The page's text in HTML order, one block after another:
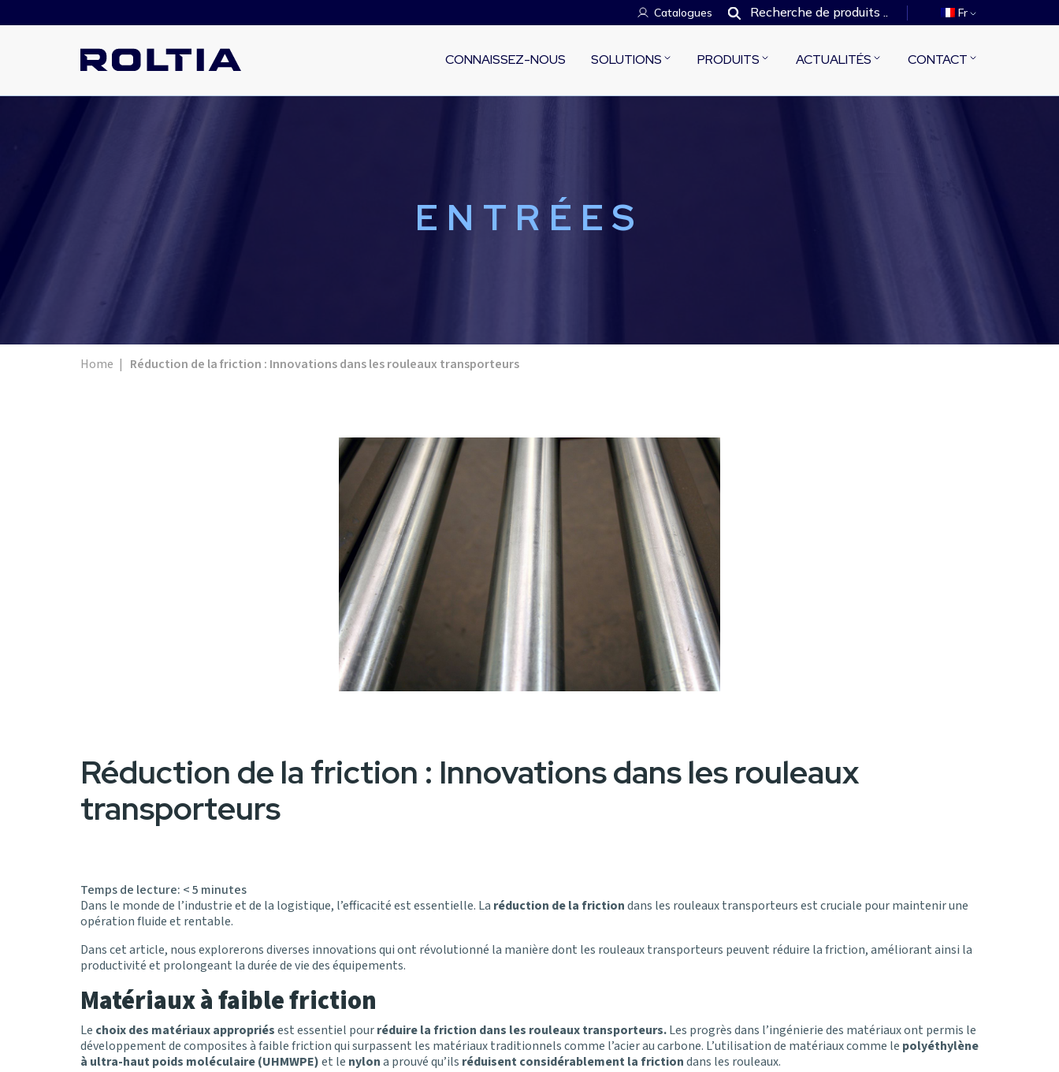
Catalogues Fr
CONNAISSEZ-NOUS SOLUTIONS PRODUITS ACTUALITÉS CONTACT
ENTRÉES
Home | Réduction de la friction : Innovations dans les rouleaux transporteurs
Réduction de la friction : Innovations dans les rouleaux
transporteurs
Temps de lecture: < 5 minutes
Dans le monde de l’industrie et de la logistique, l’efficacité est essentielle. La réduction de la frictiondans les rouleaux transporteurs est cruciale pour maintenir une
opération fluide et rentable.
Dans cet article, nous explorerons diverses innovations qui ont révolutionné la manière dont les rouleaux transporteurs peuvent réduire la friction, améliorant ainsi la
productivité et prolongeant la durée de vie des équipements.
Matériaux à faible friction
Le choix des matériaux appropriésest essentiel pourréduire la friction dans les rouleaux transporteurs.Les progrès dans l’ingénierie des matériaux ont permis le
développement de composites à faible friction qui surpassent les matériaux traditionnels comme l’acier au carbone. L’utilisation de matériaux comme le polyéthylène
à ultra-haut poids moléculaire (UHMWPE)et le nylona prouvé qu’ils réduisent considérablement la frictiondans les rouleaux.